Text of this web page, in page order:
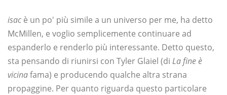
isac è un po' più simile a un universo per me, ha detto
McMillen, e voglio semplicemente continuare ad
espanderlo e renderlo più interessante. Detto questo,
sta pensando di riunirsi con Tyler Glaiel (di La fine è
vicinafama) e producendo qualche altra strana
propaggine. Per quanto riguarda questo particolare